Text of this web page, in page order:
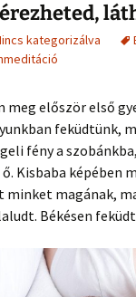
kategorizálva
meg először első
feküdtünk,
fény a
Kisbaba képében
minket magának,
Békésen